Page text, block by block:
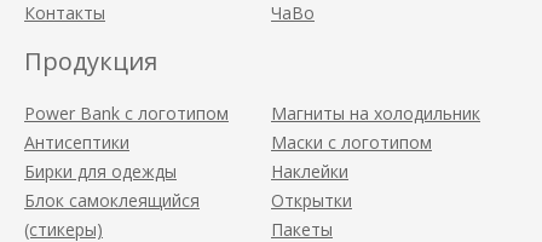
Контакты
ЧаВо
Продукция
Power Bank с логотипом
Антисептики
Бирки для одежды
Блок самоклеящийся
(стикеры)
Магниты на холодильник
Маски с логотипом
Наклейки
Открытки
Пакеты